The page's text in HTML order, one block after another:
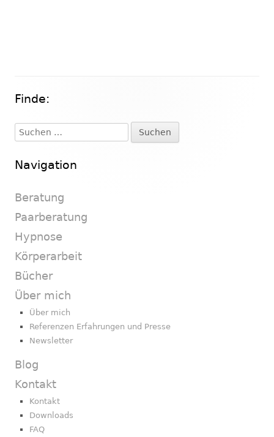
Haupt-
Seitenleiste
Finde:
Suchen
nach:
Navigation
Beratung
Paarberatung
Hypnose
Körperarbeit
Bücher
Über mich
Über mich
Referenzen Erfahrungen und Presse
Newsletter
Blog
Kontakt
Kontakt
Downloads
FAQ